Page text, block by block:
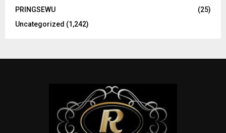
PRINGSEWU
(25)
Uncategorized (1,242)